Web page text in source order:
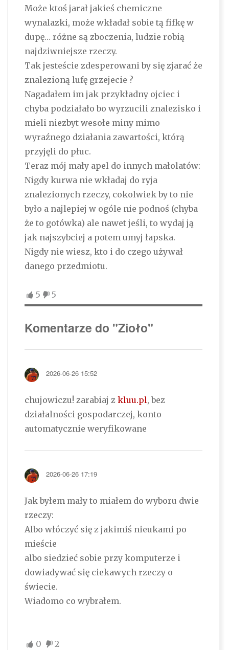
Może ktoś jarał jakieś chemiczne
wynalazki, może wkładał sobie tą fifkę w
dupę… różne są zboczenia, ludzie robią
najdziwniejsze rzeczy.
Tak jesteście zdesperowani by się zjarać że
znalezioną lufę grzejecie ?
Nagadałem im jak przykładny ojciec i
chyba podziałało bo wyrzucili znalezisko i
mieli niezbyt wesołe miny mimo
wyraźnego działania zawartości, którą
przyjęli do płuc.
Teraz mój mały apel do innych małolatów:
Nigdy kurwa nie wkładaj do ryja
znalezionych rzeczy, cokolwiek by to nie
było a najlepiej w ogóle nie podnoś (chyba
że to gotówka) ale nawet jeśli, to wydaj ją
jak najszybciej a potem umyj łapska.
Nigdy nie wiesz, kto i do czego używał
danego przedmiotu.
5 5
Komentarze do "Zioło"
2026-06-26 15:52
chujowiczu! zarabiaj z kluu.pl, bez
działalności gospodarczej, konto
automatycznie weryfikowane
2026-06-26 17:19
Jak byłem mały to miałem do wyboru dwie
rzeczy:
Albo włóczyć się z jakimiś nieukami po
mieście
albo siedzieć sobie przy komputerze i
dowiadywać się ciekawych rzeczy o
świecie.
Wiadomo co wybrałem.
0
2